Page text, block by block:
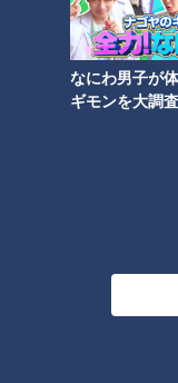
なにわ男子が
ギモンを大調
ラゴンズ春季キャンプ
た“未解決”たち
大野雄と根尾昂の対決
侍ジャパン・吉見一起